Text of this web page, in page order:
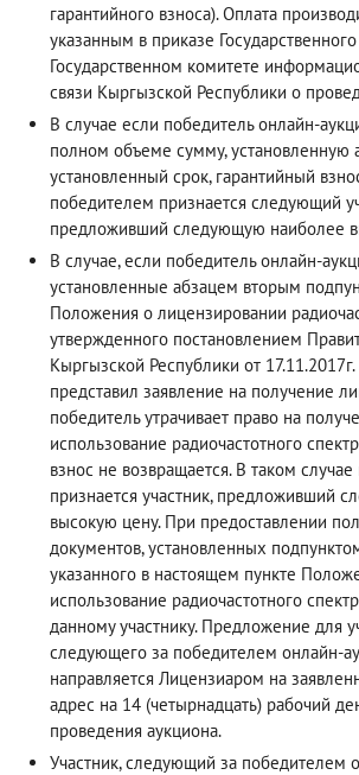
гарантийного взноса). Оплата
указанным в приказе
Государственном комитете
связи Кыргызской Республики о
В случае если победитель онлайн-
полном объеме сумму, установленную
установленный срок, гарантийный
победителем признается следующий
предложивший следующую наиболее
В случае, если победитель онлайн-
установленные абзацем вторым
Положения о лицензировании
утвержденного постановлением
Кыргызской Республики от
представил заявление на получение
победитель утрачивает право на
использование радиочастотного
взнос не возвращается. В таком
признается участник, предложивший
высокую цену. При предоставлении
документов, установленных
указанного в настоящем пункте
использование радиочастотного
данному участнику. Предложение для
следующего за победителем онлайн-
направляется Лицензиаром на
адрес на 14 (четырнадцать) рабочий
проведения аукциона.
Участник, следующий за победителем